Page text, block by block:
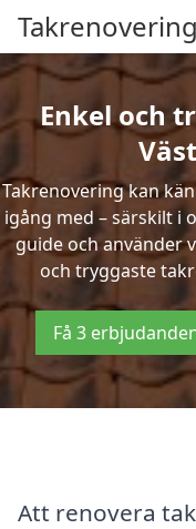
Enkel och
Takrenovering kan
igång med – särskilt i
guide och använder
och tryggaste
Få 3
Att renovera